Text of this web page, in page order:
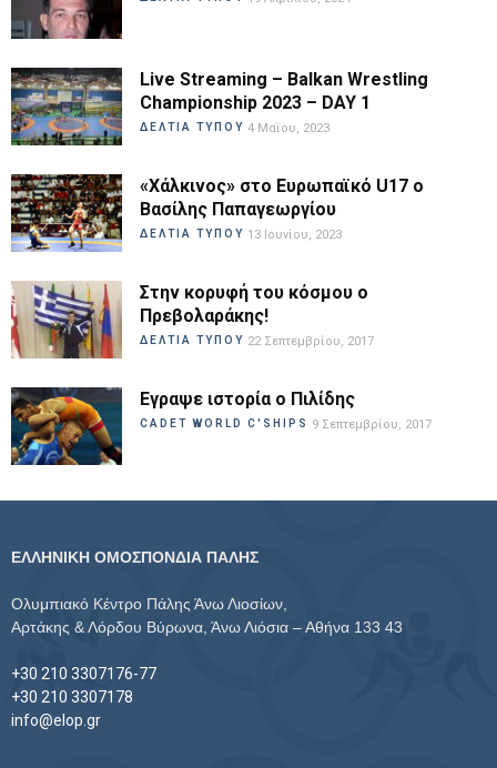
Live Streaming – Balkan Wrestling
Championship 2023 – DAY 1
ΔΕΛΤΙΑ ΤΥΠΟΥ 4 Μαΐου, 2023
«Χάλκινος» στο Ευρωπαϊκό U17 ο
Βασίλης Παπαγεωργίου
ΔΕΛΤΙΑ ΤΥΠΟΥ 13 Ιουνίου, 2023
Στην κορυφή του κόσμου ο
Πρεβολαράκης!
ΔΕΛΤΙΑ ΤΥΠΟΥ 22 Σεπτεμβρίου, 2017
Εγραψε ιστορία ο Πιλίδης
CADET WORLD C'SHIPS 9 Σεπτεμβρίου, 2017
ΕΛΛΗΝΙΚΗ ΟΜΟΣΠΟΝΔΙΑ ΠΑΛΗΣ
Ολυμπιακό Κέντρο Πάλης Άνω Λιοσίων,
Αρτάκης & Λόρδου Βύρωνα, Άνω Λιόσια – Αθήνα 133 43
+30 210 3307176-77
+30 210 3307178
info@elop.gr